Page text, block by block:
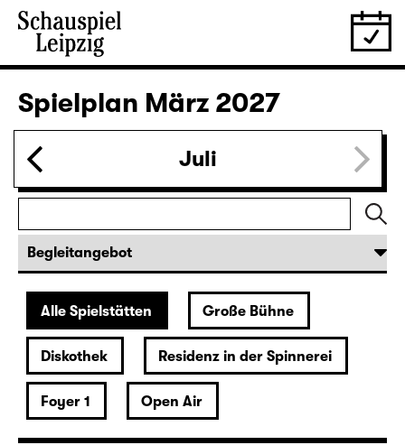
Sa 27.02.
19:30
Große Bühne
mit Audiodeskription
von Federico García Lorca
Deutsch von Hans Magnus Enzensberger
Regie: Salome Schneebeli
Karten
So 28.02.
18:00 — 21:10 Große Bühne
Richard III
Deutsch von Thomas Brasch
Leipziger Fassung von Marion Tiedtke
Regie: Enrico Lübbe
Im Anschluss: „Selfie im Bühnenlicht“
17:15 + 17:30 Einführung im Rangfoyer
Karten